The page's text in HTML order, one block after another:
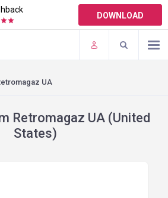
DOWNLOAD
UA
Retromagaz UA (United
States)